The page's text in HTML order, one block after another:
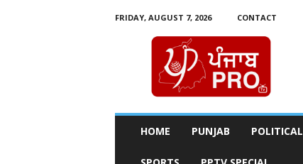
FRIDAY, AUGUST 7, 2026
CONTACT
HOME PUNJAB POLITICAL